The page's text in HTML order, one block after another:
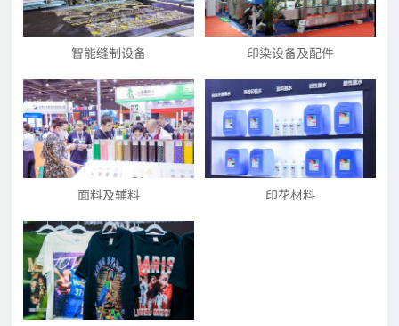
智能缝制设备 印染设备及配件
面料及辅料 印花材料